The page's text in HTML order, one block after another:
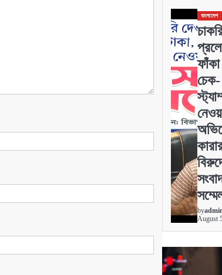
বাংলাদেশ
ফাঁকা
চেক-
by
August